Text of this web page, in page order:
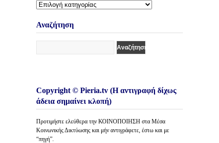
Διάφορες
Άρθρων
Αναζήτηση
Copyright © Pieria.tv (Η αντιγραφή δίχως
άδεια σημαίνει κλοπή)
Προτιμήστε ελεύθερα την ΚΟΙΝΟΠΟΙΗΣΗ στα Μέσα
Κοινωνικής Δικτύωσης και μήν αντιγράφετε, έστω και με
“πηγή”.